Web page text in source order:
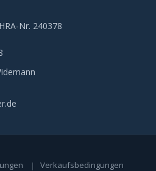
Nr. 240378
Verkaufsbedingungen